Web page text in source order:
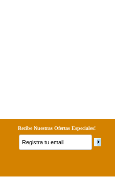
Recibe Nuestras Ofertas Especiales!